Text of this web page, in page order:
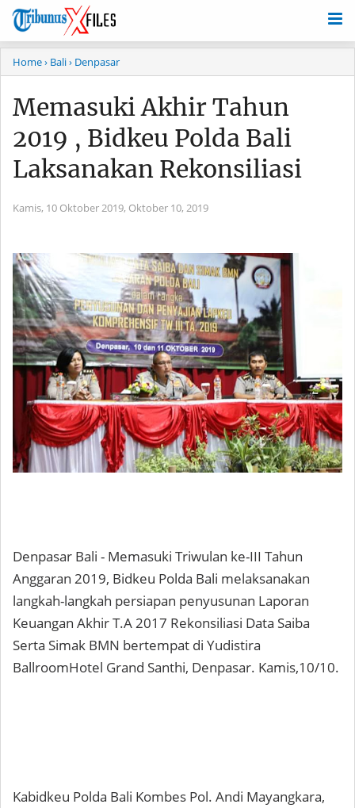
Home› Bali› Denpasar
Memasuki Akhir Tahun
2019 , Bidkeu Polda Bali
Laksanakan Rekonsiliasi
Kamis, 10 Oktober 2019, Oktober 10, 2019
Denpasar Bali - Memasuki Triwulan ke-III Tahun
Anggaran 2019, Bidkeu Polda Bali melaksanakan
langkah-langkah persiapan penyusunan Laporan
Keuangan Akhir T.A 2017 Rekonsiliasi Data Saiba
Serta Simak BMN bertempat di Yudistira
BallroomHotel Grand Santhi, Denpasar. Kamis,10/10.
Kabidkeu Polda Bali Kombes Pol. Andi Mayangkara,